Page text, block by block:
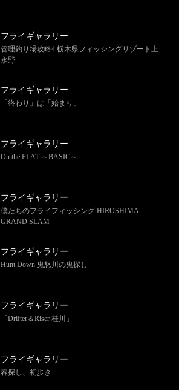
フライギャラリー
管理釣り場攻略4 栃木県フィッシングリゾート上
永野
フライギャラリー
「終わり」は「始まり」
フライギャラリー
On the FLAT ～BASIC～
フライギャラリー
僕たちのフライフィッシング HIROSHIMA
GRAND SLAM
フライギャラリー
Hunt Down 鬼怒川の鬼探し
フライギャラリー
「Drifter＆Riser 桂川」
フライギャラリー
春探し、初歩き